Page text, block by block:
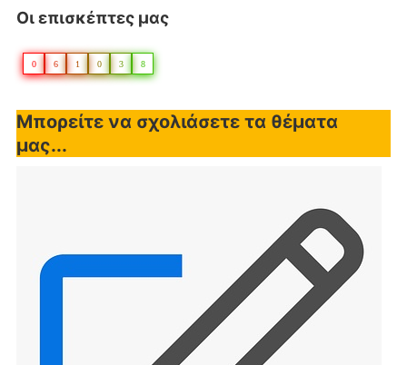
Οι επισκέπτες μας
0 6 1 0 3 8
Μπορείτε να σχολιάσετε τα θέματα
μας...